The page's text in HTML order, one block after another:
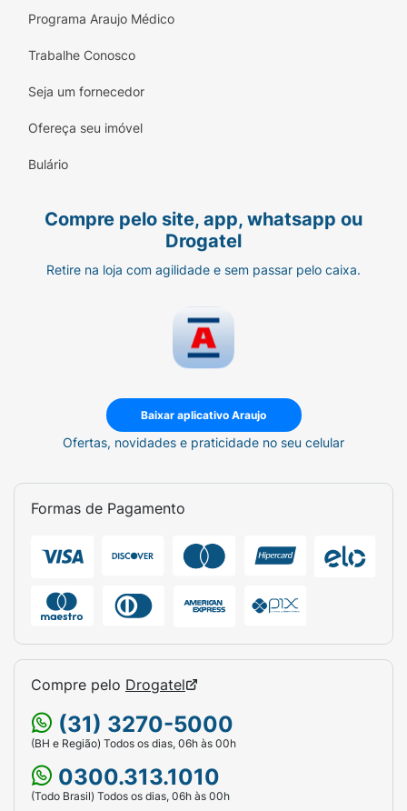
Programa Araujo Médico
Trabalhe Conosco
Seja um fornecedor
Ofereça seu imóvel
Bulário
Compre pelo site, app, whatsapp ou
Drogatel
Retire na loja com agilidade e sem passar pelo caixa.
Baixar aplicativo Araujo
Ofertas, novidades e praticidade no seu celular
Formas de Pagamento
Compre pelo Drogatel
(31) 3270-5000
(BH e Região) Todos os dias, 06h às 00h
0300.313.1010
(Todo Brasil) Todos os dias, 06h às 00h